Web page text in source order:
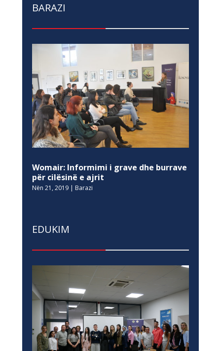
BARAZI
Womair: Informimi i grave dhe burrave
për cilësinë e ajrit
Nën 21, 2019| Barazi
EDUKIM